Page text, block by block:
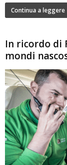
Continua a leggere
In ricordo di
mondi